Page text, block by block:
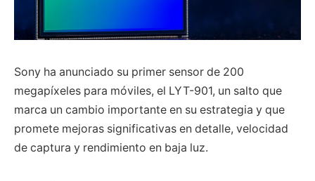
Sony ha anunciado su primer sensor de 200
megapíxeles para móviles, el LYT-901, un salto que
marca un cambio importante en su estrategia y que
promete mejoras significativas en detalle, velocidad
de captura y rendimiento en baja luz.